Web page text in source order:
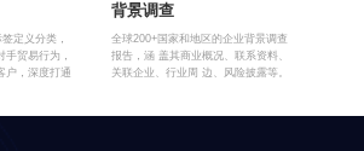
定义分类，
贸易行为，
户，深度打通
背景调查
全球200+国家和地区的企业背景调查
报告，涵 盖其商业概况、联系资料、
关联企业、行业周 边、风险披露等。